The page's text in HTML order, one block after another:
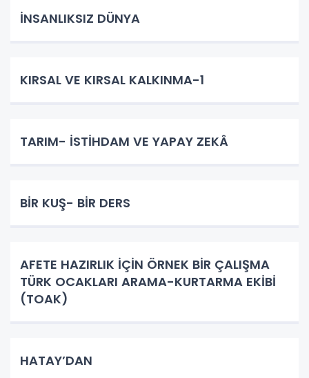
İNSANLIKSIZ DÜNYA
KIRSAL VE KIRSAL KALKINMA-1
TARIM- İSTİHDAM VE YAPAY ZEKÂ
BİR KUŞ- BİR DERS
AFETE HAZIRLIK İÇİN ÖRNEK BİR ÇALIŞMA
TÜRK OCAKLARI ARAMA-KURTARMA EKİBİ
(TOAK)
HATAY’DAN